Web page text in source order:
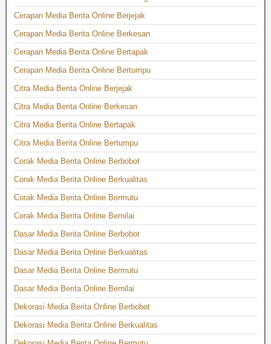
Cerapan Media Berita Online Berjejak
Cerapan Media Berita Online Berkesan
Cerapan Media Berita Online Bertapak
Cerapan Media Berita Online Bertumpu
Citra Media Berita Online Berjejak
Citra Media Berita Online Berkesan
Citra Media Berita Online Bertapak
Citra Media Berita Online Bertumpu
Corak Media Berita Online Berbobot
Corak Media Berita Online Berkualitas
Corak Media Berita Online Bermutu
Corak Media Berita Online Bernilai
Dasar Media Berita Online Berbobot
Dasar Media Berita Online Berkualitas
Dasar Media Berita Online Bermutu
Dasar Media Berita Online Bernilai
Dekorasi Media Berita Online Berbobot
Dekorasi Media Berita Online Berkualitas